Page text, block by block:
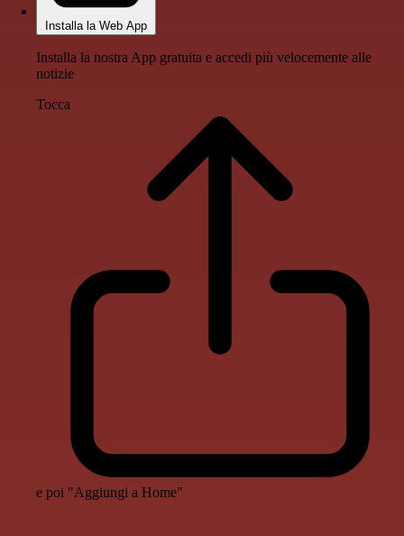
Installa la Web App
Installa la nostra App gratuita e accedi più velocemente alle
notizie
Tocca
e poi "Aggiungi a Home"